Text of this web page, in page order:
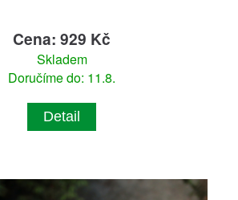
Cena: 929 Kč
Skladem
Doručíme do: 11.8.
Detail